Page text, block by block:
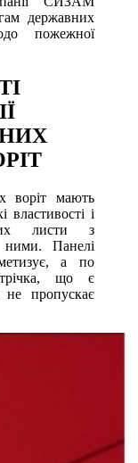
державних
пожежної
воріт мають
властивості і
листи з
ними. Панелі
а по
що є
пропускає